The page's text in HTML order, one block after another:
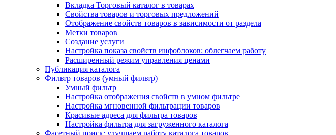
Вкладка Торговый каталог в товарах
Свойства товаров и торговых предложений
Отображение свойств товаров в зависимости от раздела
Метки товаров
Создание услуги
Настройка показа свойств инфоблоков: облегчаем работу
Расширенный режим управления ценами
Публикация каталога
Фильтр товаров (умный фильтр)
Умный фильтр
Настройка отображения свойств в умном фильтре
Настройка мгновенной фильтрации товаров
Красивые адреса для фильтра товаров
Настройка фильтра для загруженного каталога
Фасетный поиск: улучшаем работу каталога товаров